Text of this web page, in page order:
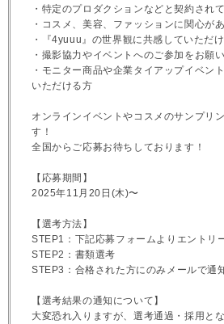
・特定のプロダクションなどと契約され
・コスメ、美容、ファッションに関心が
・『4yuuu』の世界観に共感していただ
・撮影協力やイベントへのご参加をお願
・モニター商品や企業タイアップイベン
いただける方
オンラインイベントやコスメのサンプリ
す！
全国からご応募お待ちしております！
【応募期間】
2025年11月20日(木)〜
【選考方法】
STEP1：下記応募フォームよりエントリ
STEP2：書類選考
STEP3：合格された方にのみメールで通
【選考結果の通知について】
大変恐れ入りますが、選考通過・採用と